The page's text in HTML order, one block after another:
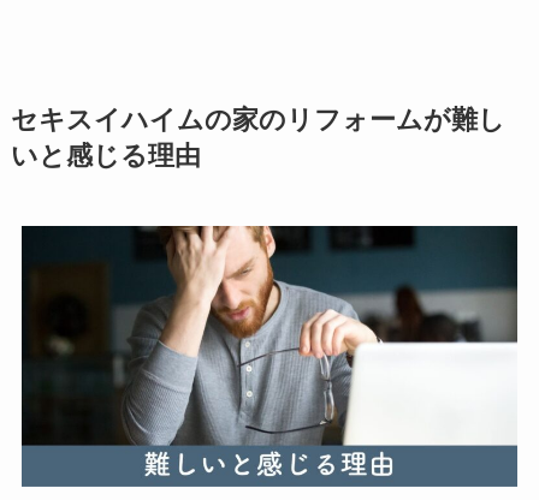
セキスイハイムの家のリフォームが難し
いと感じる理由